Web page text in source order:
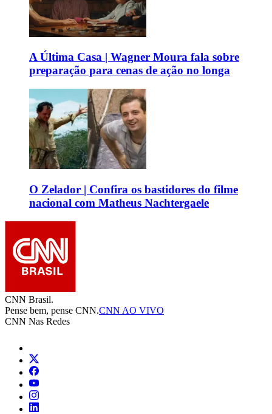
A Última Casa | Wagner Moura fala sobre
preparação para cenas de ação no longa
O Zelador | Confira os bastidores do filme
nacional com Matheus Nachtergaele
CNN Brasil.
Pense bem, pense CNN.CNN AO VIVO
CNN Nas Redes